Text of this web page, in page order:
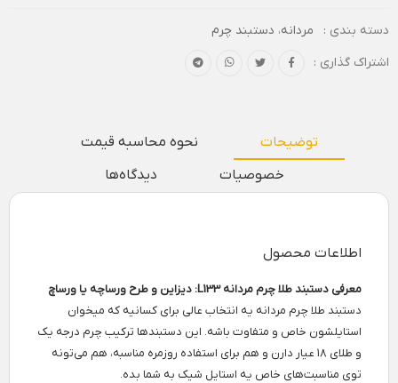
دسته بندی : مردانه، دستبند چرم
اشتراک گذاری :
توضیحات
نحوه محاسبه قیمت
خصوصیات
دیدگاه‌ها
اطلاعات محصول
معرفی دستبند طلا چرم مردانه L133: دیزاین و طرح ورساچه یا ورساچ
دستبند طلا چرم مردانه یه انتخاب عالی برای کسانیه که میخوان
استایلشون خاص و متفاوت باشه. این دستبندها ترکیب چرم درجه یک
و طلای ۱۸ عیار دارن و هم برای استفاده روزمره مناسبه، هم می‌تونه
توی مناسبت‌های خاص یه استایل شیک به شما بده.